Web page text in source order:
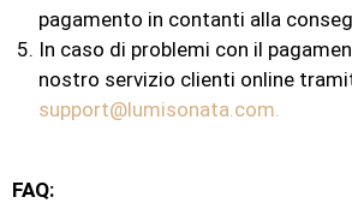
pagamento in contanti alla
In caso di problemi con il
nostro servizio clienti online
support@lumisonata.com.
FAQ: